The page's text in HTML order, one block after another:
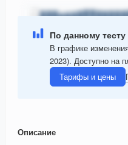
По данному
В графике
2023). Доступно на
Тарифы и цены
Описание